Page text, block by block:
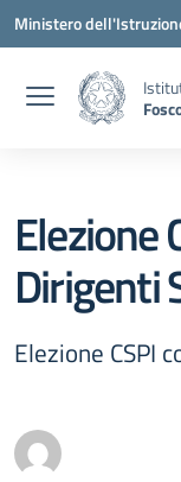
Vai ai contenuti
Vai al menu di
Vai al footer
Ministero
Elezione
Dirigenti
Elezione CSPI